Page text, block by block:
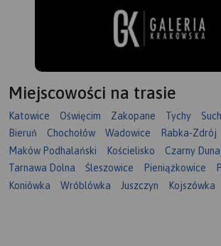
Miejscowości na trasie
Katowice Oświęcim Zakopane Tychy
Bieruń
Chochołów Wadowice Rabka-Zdrój
Maków Podhalański
Kościelisko Czarny
Tarnawa Dolna
Śleszowice Pieniążkowice
Koniówka
Wróblówka Juszczyn Kojszówka